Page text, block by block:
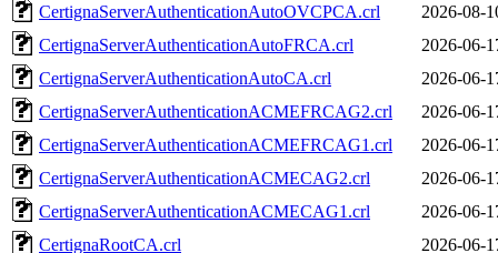
CertignaServerAuthenticationAutoOVCPCA.crl
2026-08-
CertignaServerAuthenticationAutoFRCA.crl
2026-06-
CertignaServerAuthenticationAutoCA.crl
2026-06-
CertignaServerAuthenticationACMEFRCAG2.crl
2026-06-
CertignaServerAuthenticationACMEFRCAG1.crl
2026-06-
CertignaServerAuthenticationACMECAG2.crl
2026-06-
CertignaServerAuthenticationACMECAG1.crl
2026-06-
CertignaRootCA.crl
2026-06-